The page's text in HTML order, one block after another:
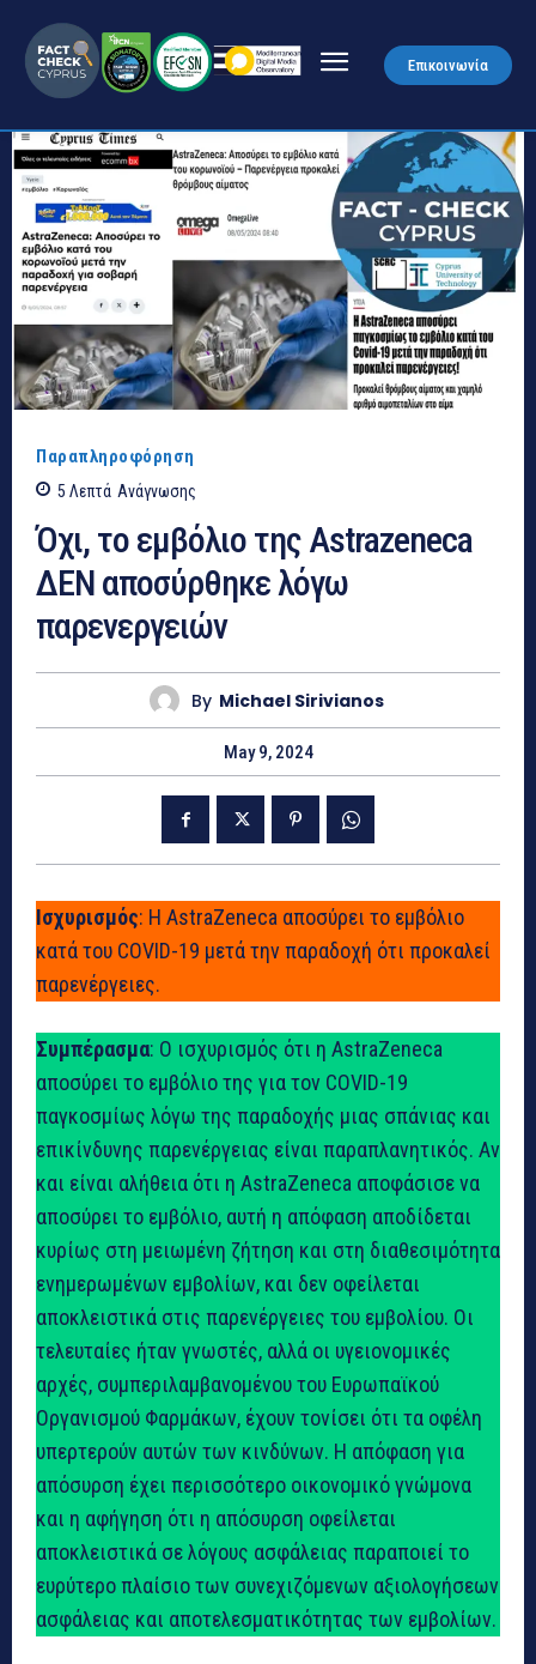
Επικοινωνία
Παραπληροφόρηση
5 Λεπτά Ανάγνωσης
Όχι, το εμβόλιο της Αstrazeneca
ΔΕΝ αποσύρθηκε λόγω
παρενεργειών
By Michael Sirivianos
May 9, 2024
Ισχυρισμός: Η AstraZeneca αποσύρει το εμβόλιο
κατά του COVID-19 μετά την παραδοχή ότι προκαλεί
παρενέργειες.
Συμπέρασμα: Ο ισχυρισμός ότι η AstraZeneca
αποσύρει το εμβόλιο της για τον COVID-19
παγκοσμίως λόγω της παραδοχής μιας σπάνιας και
επικίνδυνης παρενέργειας είναι παραπλανητικός. Αν
και είναι αλήθεια ότι η AstraZeneca αποφάσισε να
αποσύρει το εμβόλιο, αυτή η απόφαση αποδίδεται
κυρίως στη μειωμένη ζήτηση και στη διαθεσιμότητα
ενημερωμένων εμβολίων, και δεν οφείλεται
αποκλειστικά στις παρενέργειες του εμβολίου. Οι
τελευταίες ήταν γνωστές, αλλά οι υγειονομικές
αρχές, συμπεριλαμβανομένου του Ευρωπαϊκού
Οργανισμού Φαρμάκων, έχουν τονίσει ότι τα οφέλη
υπερτερούν αυτών των κινδύνων. Η απόφαση για
απόσυρση έχει περισσότερο οικονομικό γνώμονα
και η αφήγηση ότι η απόσυρση οφείλεται
αποκλειστικά σε λόγους ασφάλειας παραποιεί το
ευρύτερο πλαίσιο των συνεχιζόμενων αξιολογήσεων
ασφάλειας και αποτελεσματικότητας των εμβολίων.